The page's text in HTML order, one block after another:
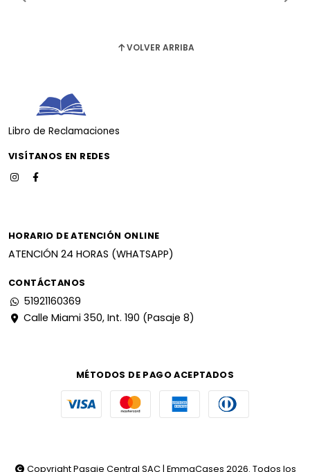
VOLVER ARRIBA
Libro de Reclamaciones
VISÍTANOS EN REDES
HORARIO DE ATENCIÓN ONLINE
ATENCIÓN 24 HORAS (WHATSAPP)
CONTÁCTANOS
51921160369
Calle Miami 350, Int. 190 (Pasaje 8)
MÉTODOS DE PAGO ACEPTADOS
Copyright Pasaje Central SAC | EmmaCases 2026. Todos los